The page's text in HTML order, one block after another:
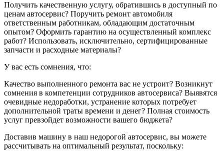
Получить качественную услугу, обратившись в доступный по
ценам автосервис? Поручить ремонт автомобиля
ответственным работникам, обладающим достаточным
опытом? Оформить гарантию на осуществленный комплекс
работ? Использовать, исключительно, сертифицированные
запчасти и расходные материалы?
У вас есть сомнения, что:
Качество выполненного ремонта вас не устроит? Возникнут
сомнения в компетенции сотрудников автосервиса? Выявятся
очевидные недоработки, устранение которых потребует
дополнительной траты времени и денег? Полная стоимость
услуг превзойдет возможности вашего бюджета?
Доставив машину в наш недорогой автосервис, вы можете
рассчитывать на оптимальный результат, поскольку: